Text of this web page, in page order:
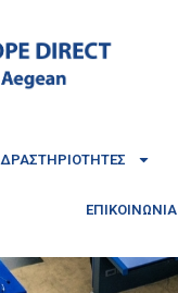
ΔΡΑΣΤΗΡΙΌΤΗΤΕΣ
ΕΠΙΚΟΙΝΩΝΊΑ